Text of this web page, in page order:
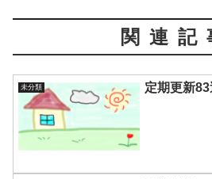
関連記
未分類 定期更新83